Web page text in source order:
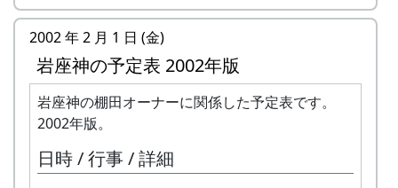
区画について、新しいオーナーを募
集。
3月24日（金） 2000-03-24 棚田オーナー選
考会
選考会
4月23日（日） 2000-04-23 棚田オーナー対
棚田オーナー対面式
2002 年 2 月 1 日 (金)
岩座神の予定表 2002年版
岩座神の棚田オーナーに関係した予定表です。
2002年版。
日時 / 行事 / 詳細